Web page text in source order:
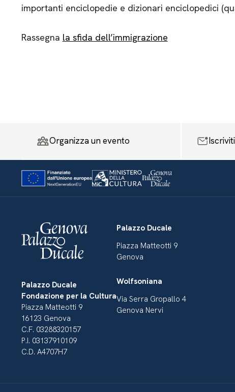
importanti enciclopedie e dizionari enciclopedici
Rassegna la sfida dell’immigrazione
Organizza un evento
Palazzo Ducale
Fondazione per la Cultura
Piazza Matteotti 9
16123 Genova
C.F. 03288320157
P.I. 03137910109
C.D. A4707H7
Palazzo Ducale
Piazza Matteotti 9
Genova
Wolfsoniana
Via Serra Gropallo 4
Genova Nervi